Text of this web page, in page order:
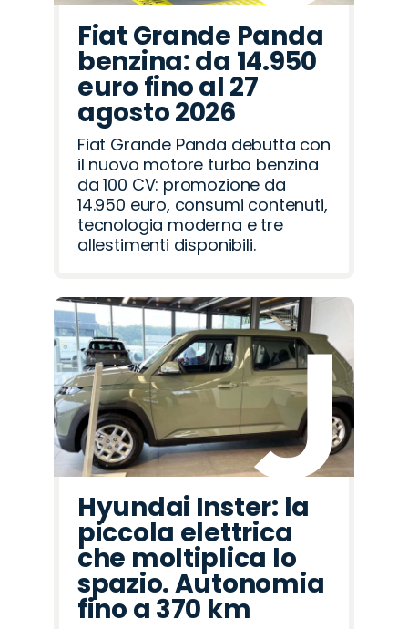
Fiat Grande Panda
benzina: da 14.950
euro fino al 27
agosto 2026
Fiat Grande Panda debutta con
il nuovo motore turbo benzina
da 100 CV: promozione da
14.950 euro, consumi contenuti,
tecnologia moderna e tre
allestimenti disponibili.
Hyundai Inster: la
piccola elettrica
che moltiplica lo
spazio. Autonomia
fino a 370 km